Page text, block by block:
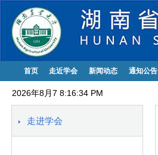
首页 走近学会 新闻动态 通知公告
2026年8月7 8:16:35 PM
走进学会